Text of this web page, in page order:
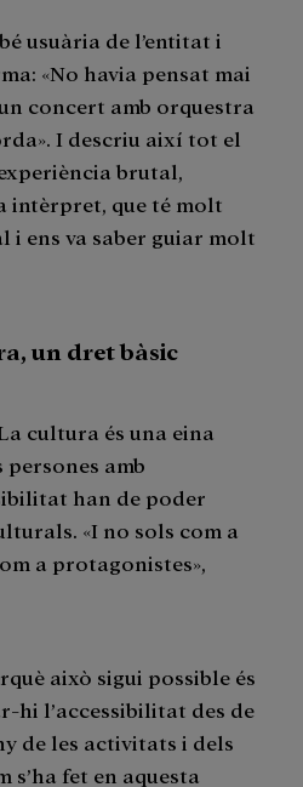
usuària de l’entitat i
«No havia pensat mai
concert amb orquestra
I descriu així tot el
brutal,
intèrpret, que té molt
i ens va saber guiar molt
un dret bàsic
cultura és una eina
amb
han de poder
«I no sols com a
a protagonistes»,
això sigui possible és
hi l’accessibilitat des de
de les activitats i dels
s’ha fet en aquesta